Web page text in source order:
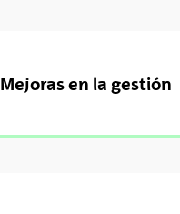
Mejoras en la gestión